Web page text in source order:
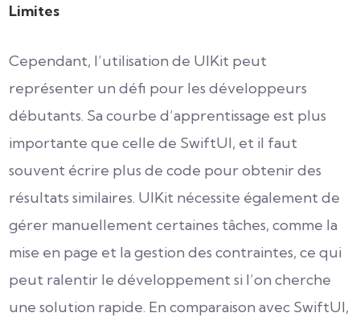
Limites
Cependant, l’utilisation de UIKit peut
représenter un défi pour les développeurs
débutants. Sa courbe d’apprentissage est plus
importante que celle de SwiftUI, et il faut
souvent écrire plus de code pour obtenir des
résultats similaires. UIKit nécessite également de
gérer manuellement certaines tâches, comme la
mise en page et la gestion des contraintes, ce qui
peut ralentir le développement si l’on cherche
une solution rapide. En comparaison avec SwiftUI,